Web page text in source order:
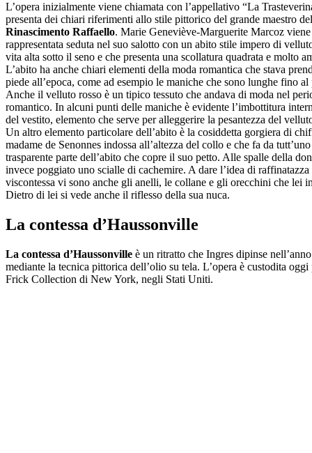
L’opera inizialmente viene chiamata con l’appellativo “La
presenta dei chiari riferimenti allo stile pittorico del grande maestro del
Rinascimento Raffaello. Marie Geneviève-Marguerite Marcoz viene
rappresentata seduta nel suo salotto con un abito stile impero di
vita alta sotto il seno e che presenta una scollatura quadrata e molto
L’abito ha anche chiari elementi della moda romantica che stava
piede all’epoca, come ad esempio le maniche che sono lunghe fino al
Anche il velluto rosso è un tipico tessuto che andava di moda nel
romantico. In alcuni punti delle maniche è evidente l’imbottitura
del vestito, elemento che serve per alleggerire la pesantezza del
Un altro elemento particolare dell’abito è la cosiddetta gorgiera di
madame de Senonnes indossa all’altezza del collo e che fa da
trasparente parte dell’abito che copre il suo petto. Alle spalle della
invece poggiato uno scialle di cachemire. A dare l’idea di raffinatazza
viscontessa vi sono anche gli anelli, le collane e gli orecchini che lei
Dietro di lei si vede anche il riflesso della sua nuca.
La contessa d’Haussonville
La contessa d’Haussonville è un ritratto che Ingres dipinse
mediante la tecnica pittorica dell’olio su tela. L’opera è custodita oggi
Frick Collection di New York, negli Stati Uniti.